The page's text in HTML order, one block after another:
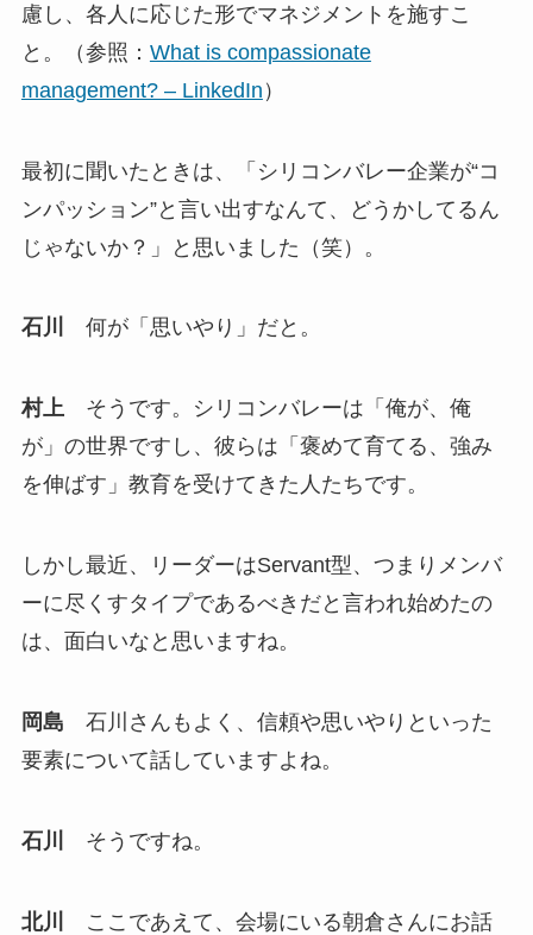
慮し、各人に応じた形でマネジメントを施すこ
と。（参照： What is compassionate
management? – LinkedIn ）
最初に聞いたときは、「シリコンバレー企業が“コ
ンパッション”と言い出すなんて、どうかしてるん
じゃないか？」と思いました（笑）。
石川 何が「思いやり」だと。
村上そうです。シリコンバレーは「俺が、俺
が」の世界ですし、彼らは「褒めて育てる、強み
を伸ばす」教育を受けてきた人たちです。
しかし最近、リーダーはServant型、つまりメンバ
ーに尽くすタイプであるべきだと言われ始めたの
は、面白いなと思いますね。
岡島 石川さんもよく、信頼や思いやりといった
要素について話していますよね。
石川 そうですね。
北川
ここであえて、会場にいる朝倉さんにお話